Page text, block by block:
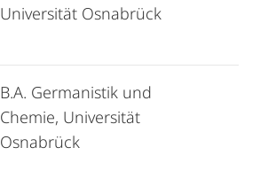
Universität Osnabrück
B.A. Germanistik und
Chemie, Universität
Osnabrück